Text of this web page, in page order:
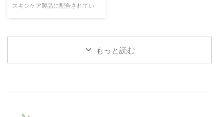
合が多いです。 なぜ敏感肌にな
スキンケア製品に配合されてい
味深い原料です。アメリカのある
州に、特別な土地で採取されるこ
リアのフルボ酸は、くだものの化
もっと読む